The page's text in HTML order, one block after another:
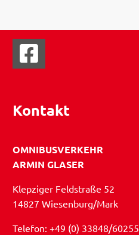
Kontakt
OMNIBUSVERKEHR
ARMIN GLASER
Klepziger Feldstraße 52
14827 Wiesenburg/Mark
Telefon: +49 (0) 33848/60255